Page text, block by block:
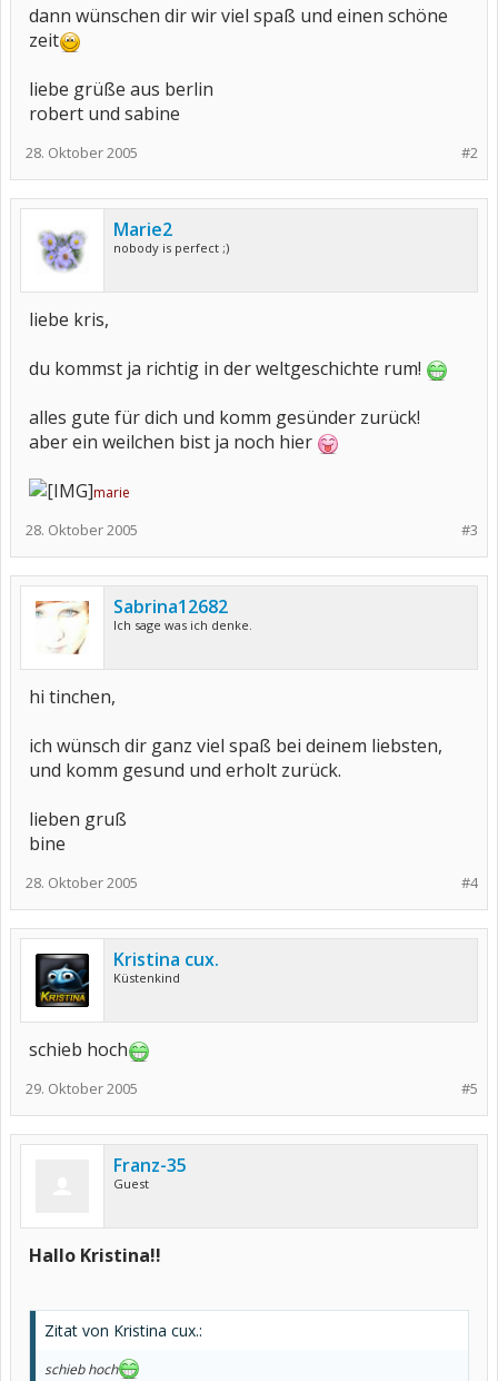
dann wünschen dir wir viel spaß und einen schöne
zeit
liebe grüße aus berlin
robert und sabine
#2
28. Oktober 2005
Marie2
nobody is perfect ;)
liebe kris,
du kommst ja richtig in der weltgeschichte rum!
alles gute für dich und komm gesünder zurück!
aber ein weilchen bist ja noch hier
marie
#3
28. Oktober 2005
Sabrina12682
Ich sage was ich denke.
hi tinchen,
ich wünsch dir ganz viel spaß bei deinem liebsten,
und komm gesund und erholt zurück.
lieben gruß
bine
#4
28. Oktober 2005
Kristina cux.
Küstenkind
schieb hoch
#5
29. Oktober 2005
Franz-35
Guest
Hallo Kristina!!
Zitat von Kristina cux.:
schieb hoch